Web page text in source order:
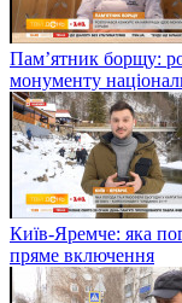
Пам’ятник борщу:
монументу
Київ-Яремче: яка
пряме включення